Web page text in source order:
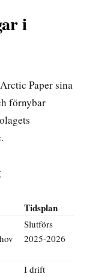
i
Paper sina
förnybar
Tidsplan
Slutförs
2025-2026
I drift